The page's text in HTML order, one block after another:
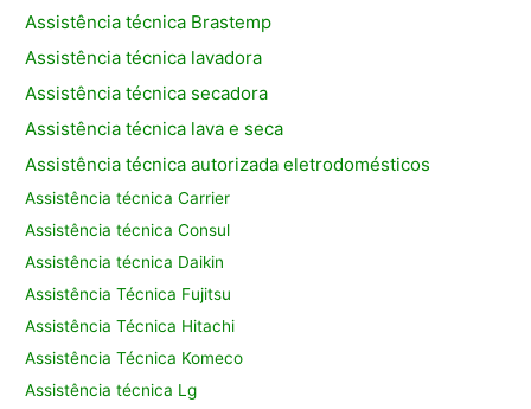
Assistência técnica Brastemp
Assistência técnica lavadora
Assistência técnica secadora
Assistência técnica lava e seca
Assistência técnica autorizada eletrodomésticos
Assistência técnica Carrier
Assistência técnica Consul
Assistência técnica Daikin
Assistência Técnica Fujitsu
Assistência Técnica Hitachi
Assistência Técnica Komeco
Assistência técnica Lg